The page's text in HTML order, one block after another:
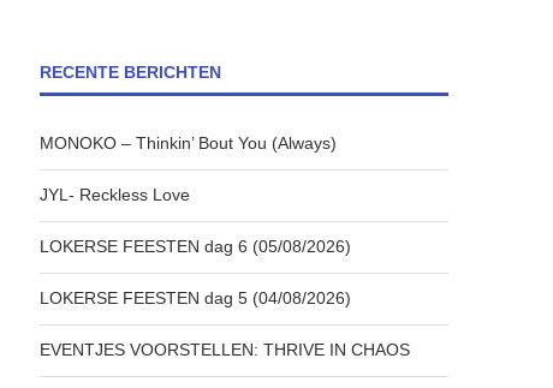
RECENTE BERICHTEN
MONOKO – Thinkin’ Bout You (Always)
JYL- Reckless Love
LOKERSE FEESTEN dag 6 (05/08/2026)
LOKERSE FEESTEN dag 5 (04/08/2026)
EVENTJES VOORSTELLEN: THRIVE IN CHAOS